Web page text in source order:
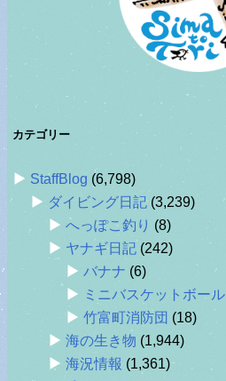
カテゴリー
StaffBlog (6,798)
ダイビング日記 (3,239)
へっぽこ釣り (8)
ヤナギ日記 (242)
バナナ (6)
ミニバスケットボール
竹富町消防団 (18)
海の生き物 (1,944)
海況情報 (1,361)